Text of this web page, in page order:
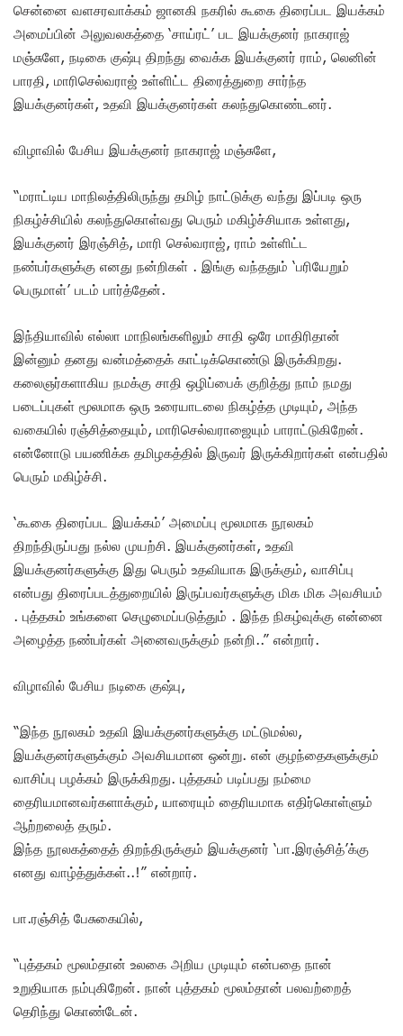
சென்னை வளசரவாக்கம் ஜானகி நகரில் கூகை திரைப்பட இயக்கம்
அமைப்பின் அலுவலகத்தை ‘சாய்ரட்’ பட இயக்குனர் நாகராஜ்
மஞ்சுளே, நடிகை குஷ்பு திறந்து வைக்க இயக்குனர் ராம், லெனின்
பாரதி, மாரிசெல்வராஜ் உள்ளிட்ட திரைத்துறை சார்ந்த
இயக்குனர்கள், உதவி இயக்குனர்கள் கலந்துகொண்டனர்.
விழாவில் பேசிய இயக்குனர் நாகராஜ் மஞ்சுளே,
“மராட்டிய மாநிலத்திலிருந்து தமிழ் நாட்டுக்கு வந்து இப்படி ஒரு
நிகழ்ச்சியில் கலந்துகொள்வது பெரும் மகிழ்ச்சியாக உள்ளது,
இயக்குனர் இரஞ்சித், மாரி செல்வராஜ், ராம் உள்ளிட்ட
நண்பர்களுக்கு எனது நன்றிகள் . இங்கு வந்ததும் ‘பரியேறும்
பெருமாள்’ படம் பார்த்தேன்.
இந்தியாவில் எல்லா மாநிலங்களிலும் சாதி ஒரே மாதிரிதான்
இன்னும் தனது வன்மத்தைக் காட்டிக்கொண்டு இருக்கிறது.
கலைஞர்களாகிய நமக்கு சாதி ஒழிப்பைக் குறித்து நாம் நமது
படைப்புகள் மூலமாக ஒரு உரையாடலை நிகழ்த்த முடியும், அந்த
வகையில் ரஞ்சித்தையும், மாரிசெல்வராஜையும் பாராட்டுகிறேன்.
என்னோடு பயணிக்க தமிழகத்தில் இருவர் இருக்கிறார்கள் என்பதில்
பெரும் மகிழ்ச்சி.
‘கூகை திரைப்பட இயக்கம்’ அமைப்பு மூலமாக நூலகம்
திறந்திருப்பது நல்ல முயற்சி. இயக்குனர்கள், உதவி
இயக்குனர்களுக்கு இது பெரும் உதவியாக இருக்கும், வாசிப்பு
என்பது திரைப்படத்துறையில் இருப்பவர்களுக்கு மிக மிக அவசியம்
. புத்தகம் உங்களை செழுமைப்படுத்தும் . இந்த நிகழ்வுக்கு என்னை
அழைத்த நண்பர்கள் அனைவருக்கும் நன்றி..” என்றார்.
விழாவில் பேசிய நடிகை குஷ்பு,
“இந்த நூலகம் உதவி இயக்குனர்களுக்கு மட்டுமல்ல,
இயக்குனர்களுக்கும் அவசியமான ஒன்று. என் குழந்தைகளுக்கும்
வாசிப்பு பழக்கம் இருக்கிறது. புத்தகம் படிப்பது நம்மை
தைரியமானவர்களாக்கும், யாரையும் தைரியமாக எதிர்கொள்ளும்
ஆற்றலைத் தரும்.
இந்த நூலகத்தைத் திறந்திருக்கும் இயக்குனர் ‘பா.இரஞ்சித்’க்கு
எனது வாழ்த்துக்கள்..!” என்றார்.
பா.ரஞ்சித் பேசுகையில்,
“புத்தகம் மூலம்தான் உலகை அறிய முடியும் என்பதை நான்
உறுதியாக நம்புகிறேன். நான் புத்தகம் மூலம்தான் பலவற்றைத்
தெரிந்து கொண்டேன்.